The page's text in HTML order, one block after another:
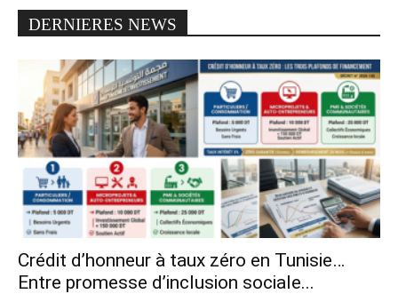
DERNIERES NEWS
Crédit d’honneur à taux zéro en Tunisie…
Entre promesse d’inclusion sociale...